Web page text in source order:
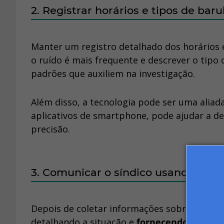
2. Registrar horários e tipos de
Manter um registro detalhado dos
o ruído é mais frequente e descrever o tipo
padrões que auxiliem na investigação.
Além disso, a tecnologia pode ser uma
aplicativos de smartphone, pode ajudar a
precisão.
3. Comunicar o síndico usando o
Depois de coletar informações sobre a